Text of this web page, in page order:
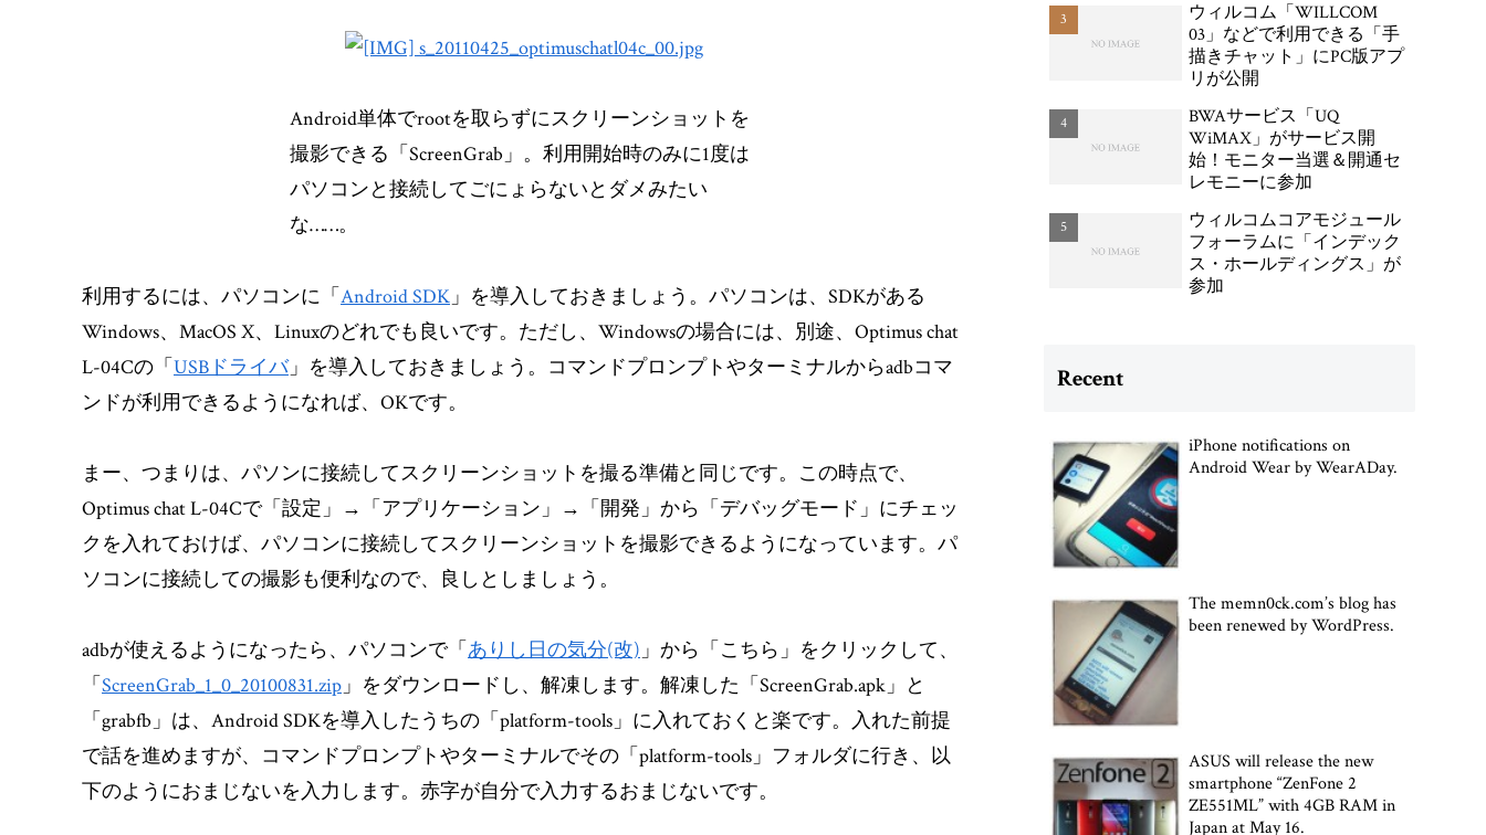
Android単体でrootを取らずにスクリーンショットを
撮影できる「ScreenGrab」。利用開始時のみに1度は
パソコンと接続してごにょらないとダメみたい
な……。
利用するには、パソコンに「 Android SDK 」を導入しておきましょう。パソコンは、SDKがある
Windows、MacOS X、Linuxのどれでも良いです。ただし、Windowsの場合には、別途、Optimus chat
L-04Cの「 USBドライバ」を導入しておきましょう。コマンドプロンプトやターミナルからadbコマ
ンドが利用できるようになれば、OKです。
まー、つまりは、パソンに接続してスクリーンショットを撮る準備と同じです。この時点で、
Optimus chat L-04Cで「設定」→「アプリケーション」→「開発」から「デバッグモード」にチェッ
クを入れておけば、パソコンに接続してスクリーンショットを撮影できるようになっています。パ
ソコンに接続しての撮影も便利なので、良しとしましょう。
adbが使えるようになったら、パソコンで「 ありし日の気分(改) 」から「こちら」をクリックして、
「 ScreenGrab_1_0_20100831.zip 」をダウンロードし、解凍します。解凍した「ScreenGrab.apk」と
「grabfb」は、Android SDKを導入したうちの「platform-tools」に入れておくと楽です。入れた前提
で話を進めますが、コマンドプロンプトやターミナルでその「platform-tools」フォルダに行き、以
下のようにおまじないを入力します。赤字が自分で入力するおまじないです。
WX04K」が登場
ウィルコム「WILLCOM
03」などで利用できる「手
描きチャット」にPC版アプ
リが公開
BWAサービス「UQ
WiMAX」がサービス開
始！モニター当選＆開通セ
レモニーに参加
ウィルコムコアモジュール
フォーラムに「インデック
ス・ホールディングス」が
参加
Recent
iPhone notifications on
Android Wear by WearADay.
The memn0ck.com’s blog has
been renewed by WordPress.
ASUS will release the new
smartphone “ZenFone 2
ZE551ML” with 4GB RAM in
Japan at May 16.